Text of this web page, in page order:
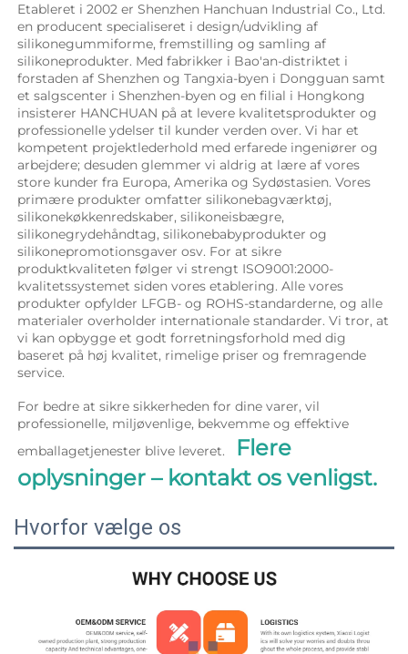
Etableret i 2002 er Shenzhen Hanchuan Industrial Co., Ltd.
en producent specialiseret i design/udvikling af
silikonegummiforme, fremstilling og samling af
silikoneprodukter. Med fabrikker i Bao'an-distriktet i
forstaden af Shenzhen og Tangxia-byen i Dongguan samt
et salgscenter i Shenzhen-byen og en filial i Hongkong
insisterer HANCHUAN på at levere kvalitetsprodukter og
professionelle ydelser til kunder verden over. Vi har et
kompetent projektlederhold med erfarede ingeniører og
arbejdere; desuden glemmer vi aldrig at lære af vores
store kunder fra Europa, Amerika og Sydøstasien. Vores
primære produkter omfatter silikonebagværktøj,
silikonekøkkenredskaber, silikoneisbægre,
silikonegrydehåndtag, silikonebabyprodukter og
silikonepromotionsgaver osv. For at sikre
produktkvaliteten følger vi strengt ISO9001:2000-
kvalitetssystemet siden vores etablering. Alle vores
produkter opfylder LFGB- og ROHS-standarderne, og alle
materialer overholder internationale standarder. Vi tror, at
vi kan opbygge et godt forretningsforhold med dig
baseret på høj kvalitet, rimelige priser og fremragende
service.
For bedre at sikre sikkerheden for dine varer, vil
professionelle, miljøvenlige, bekvemme og effektive
emballagetjenester blive leveret.
Flere
oplysninger – kontakt os venligst.
Hvorfor vælge os